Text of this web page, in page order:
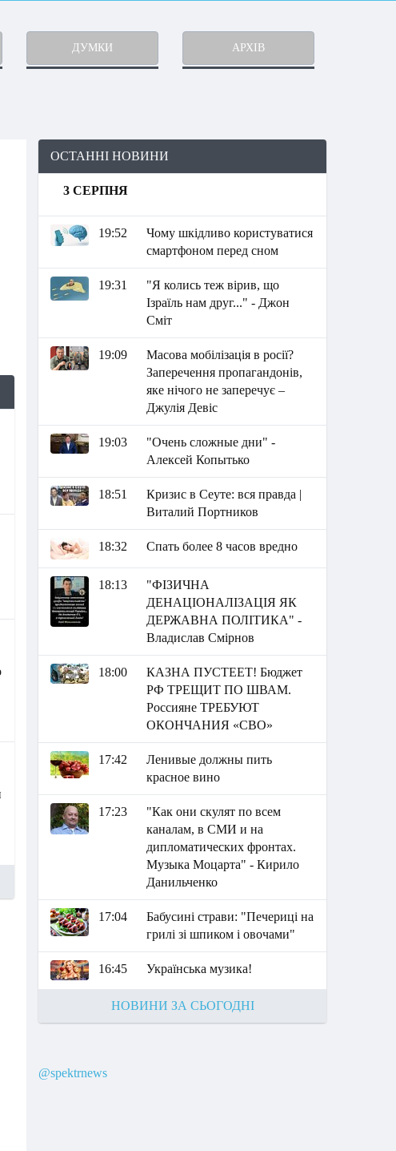
ДУМКИ АРХІВ
ОСТАННІ НОВИНИ
3 СЕРПНЯ
19:52
Чому шкідливо користуватися
смартфоном перед сном
19:31
"Я колись теж вірив, що
Ізраїль нам друг..." - Джон
Сміт
19:09
Масова мобілізація в росії?
Заперечення пропагандонів,
яке нічого не заперечує –
Джулія Девіс
19:03
"Очень сложные дни" -
Алексей Копытько
18:51
Кризис в Сеуте: вся правда |
Виталий Портников
18:32 Спать более 8 часов вредно
18:13
"ФІЗИЧНА
ДЕНАЦІОНАЛІЗАЦІЯ ЯК
ДЕРЖАВНА ПОЛІТИКА" -
Владислав Смірнов
18:00
КАЗНА ПУСТЕЕТ! Бюджет
РФ ТРЕЩИТ ПО ШВАМ.
Россияне ТРЕБУЮТ
ОКОНЧАНИЯ «СВО»
17:42
Ленивые должны пить
красное вино
17:23
"Как они скулят по всем
каналам, в СМИ и на
дипломатических фронтах.
Музыка Моцарта" - Кирило
Данильченко
17:04
Бабусині страви: "Печериці на
грилі зі шпиком і овочами"
16:45 Українська музика!
НОВИНИ ЗА СЬОГОДНІ
@spektrnews